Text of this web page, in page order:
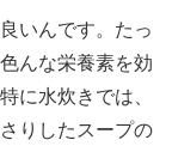
いんです。たっ
んな栄養素を効
に水炊きでは、
りしたスープの